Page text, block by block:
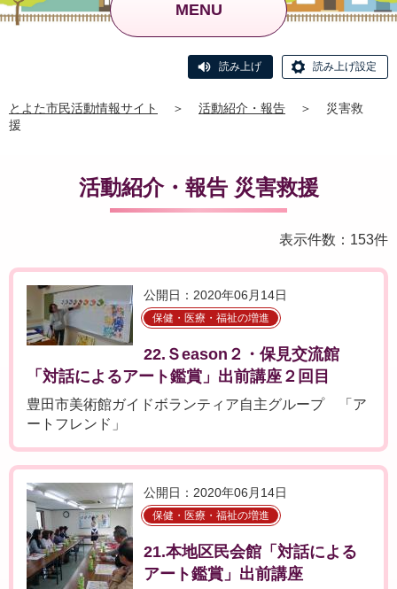
MENU
読み上げ 読み上げ設定
とよた市民活動情報サイト ＞ 活動紹介・報告 ＞
災害救
援
活動紹介・報告 災害救援
表示件数：153件
公開日：2020年06月14日
保健・医療・福祉の増進
22.Ｓeason２・保見交流館
「対話によるアート鑑賞」出前講座２回目
豊田市美術館ガイドボランティア自主グループ 「ア
ートフレンド」
公開日：2020年06月14日
保健・医療・福祉の増進
21.本地区民会館「対話による
アート鑑賞」出前講座